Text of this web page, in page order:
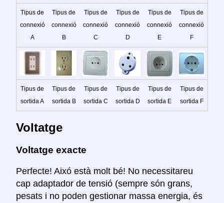
Tipus de
connexió
A
Tipus de
connexió
B
Tipus de
connexió
C
Tipus de
connexió
D
Tipus de
connexió
E
Tipus de
connexió
F
Tipus de
sortida A
Tipus de
sortida B
Tipus de
sortida C
Tipus de
sortida D
Tipus de
sortida E
Tipus de
sortida F
Voltatge
Voltatge exacte
Perfecte! Aixó està molt bé! No necessitareu
cap adaptador de tensió (sempre són grans,
pesats i no poden gestionar massa energia, és